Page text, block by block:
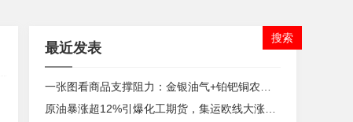
最近发表
原油暴涨超12%引爆化工期货，集运欧线大涨近8%全线爆发